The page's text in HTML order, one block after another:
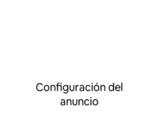
Configuración del
anuncio